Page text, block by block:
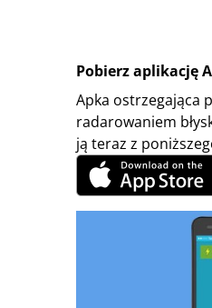
Pobierz aplikację
Apka ostrzegająca
radarowaniem
ją teraz z